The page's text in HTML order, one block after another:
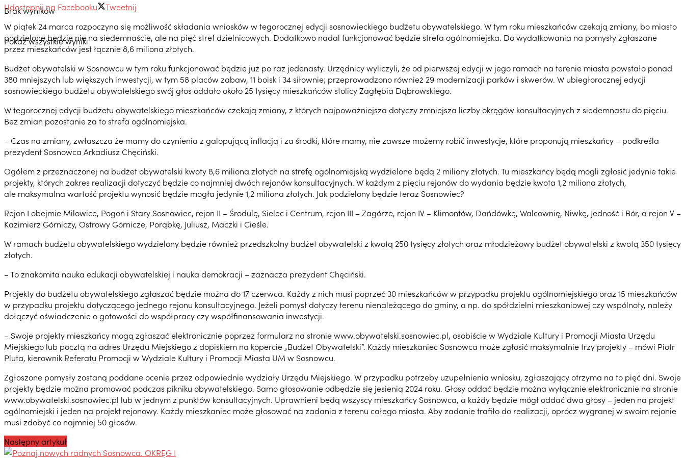
Brak wyników
Pokaż wszystkie wyniki
Udostępnij na Facebooku
Tweetnij
W piątek 24 marca rozpoczyna się możliwość składania wniosków w tegorocznej edycji sosnowieckiego budżetu obywatelskiego. W tym roku mieszkańców czekają zmiany, bo miasto
podzielone będzie nie na siedemnaście, ale na pięć stref dzielnicowych. Dodatkowo nadal funkcjonować będzie strefa ogólnomiejska. Do wydatkowania na pomysły zgłaszane
przez mieszkańców jest łącznie 8,6 miliona złotych.
Budżet obywatelski w Sosnowcu w tym roku funkcjonować będzie już po raz jedenasty. Urzędnicy wyliczyli, że od pierwszej edycji w jego ramach na terenie miasta powstało ponad
380 mniejszych lub większych inwestycji, w tym 58 placów zabaw, 11 boisk i 34 siłownie; przeprowadzono również 29 modernizacji parków i skwerów. W ubiegłorocznej edycji
sosnowieckiego budżetu obywatelskiego swój głos oddało około 25 tysięcy mieszkańców stolicy Zagłębia Dąbrowskiego.
W tegorocznej edycji budżetu obywatelskiego mieszkańców czekają zmiany, z których najpoważniejsza dotyczy zmniejsza liczby okręgów konsultacyjnych z siedemnastu do pięciu.
Bez zmian pozostanie za to strefa ogólnomiejska.
– Czas na zmiany, zwłaszcza że mamy do czynienia z galopującą inflacją i za środki, które mamy, nie zawsze możemy robić inwestycje, które proponują mieszkańcy – podkreśla
prezydent Sosnowca Arkadiusz Chęciński.
Ogółem z przeznaczonej na budżet obywatelski kwoty 8,6 miliona złotych na strefę ogólnomiejską wydzielone będą 2 miliony złotych. Tu mieszkańcy będą mogli zgłosić jedynie takie
projekty, których zakres realizacji dotyczyć będzie co najmniej dwóch rejonów konsultacyjnych. W każdym z pięciu rejonów do wydania będzie kwota 1,2 miliona złotych,
ale maksymalna wartość projektu wynosić będzie mogła jedynie 1,2 miliona złotych. Jak podzielony będzie teraz Sosnowiec?
Rejon I obejmie Milowice, Pogoń i Stary Sosnowiec, rejon II – Środulę, Sielec i Centrum, rejon III – Zagórze, rejon IV – Klimontów, Dańdówkę, Walcownię, Niwkę, Jedność i Bór, a rejon V –
Kazimierz Górniczy, Ostrowy Górnicze, Porąbkę, Juliusz, Maczki i Cieśle.
W ramach budżetu obywatelskiego wydzielony będzie również przedszkolny budżet obywatelski z kwotą 250 tysięcy złotych oraz młodzieżowy budżet obywatelski z kwotą 350 tysięcy
złotych.
– To znakomita nauka edukacji obywatelskiej i nauka demokracji – zaznacza prezydent Chęciński.
Projekty do budżetu obywatelskiego zgłaszać będzie można do 17 czerwca. Każdy z nich musi poprzeć 30 mieszkańców w przypadku projektu ogólnomiejskiego oraz 15 mieszkańców
w przypadku projektu dotyczącego jednego rejonu konsultacyjnego. Jeżeli pomysł dotyczy terenu nienależącego do gminy, a np. do spółdzielni mieszkaniowej czy wspólnoty, należy
dołączyć oświadczenie o gotowości do współpracy czy współfinansowania inwestycji.
– Swoje projekty mieszkańcy mogą zgłaszać elektronicznie poprzez formularz na stronie www.obywatelski.sosnowiec.pl, osobiście w Wydziale Kultury i Promocji Miasta Urzędu
Miejskiego lub pocztą na adres Urzędu Miejskiego z dopiskiem na kopercie „Budżet Obywatelski”. Każdy mieszkaniec Sosnowca może zgłosić maksymalnie trzy projekty – mówi Piotr
Pluta, kierownik Referatu Promocji w Wydziale Kultury i Promocji Miasta UM w Sosnowcu.
Zgłoszone pomysły zostaną poddane ocenie przez odpowiednie wydziały Urzędu Miejskiego. W przypadku potrzeby uzupełnienia wniosku, zgłaszający otrzyma na to pięć dni. Swoje
projekty będzie można promować podczas pikniku obywatelskiego. Samo głosowanie odbędzie się jesienią 2024 roku. Głosy oddać będzie można wyłącznie elektronicznie na stronie
www.obywatelski.sosnowiec.pl lub w jednym z punktów konsultacyjnych. Uprawnieni będą wszyscy mieszkańcy Sosnowca, a każdy będzie mógł oddać dwa głosy – jeden na projekt
ogólnomiejski i jeden na projekt rejonowy. Każdy mieszkaniec może głosować na zadania z terenu całego miasta. Aby zadanie trafiło do realizacji, oprócz wygranej w swoim rejonie
musi zdobyć co najmniej 50 głosów.
Następny artykuł